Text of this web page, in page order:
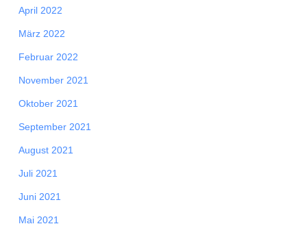
April 2022
März 2022
Februar 2022
November 2021
Oktober 2021
September 2021
August 2021
Juli 2021
Juni 2021
Mai 2021